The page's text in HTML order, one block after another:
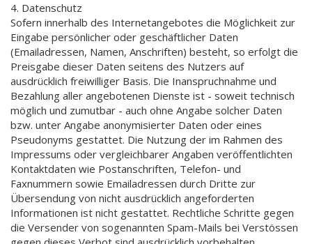
4. Datenschutz
Sofern innerhalb des Internetangebotes die Möglichkeit zur
Eingabe persönlicher oder geschäftlicher Daten
(Emailadressen, Namen, Anschriften) besteht, so erfolgt die
Preisgabe dieser Daten seitens des Nutzers auf
ausdrücklich freiwilliger Basis. Die Inanspruchnahme und
Bezahlung aller angebotenen Dienste ist - soweit technisch
möglich und zumutbar - auch ohne Angabe solcher Daten
bzw. unter Angabe anonymisierter Daten oder eines
Pseudonyms gestattet. Die Nutzung der im Rahmen des
Impressums oder vergleichbarer Angaben veröffentlichten
Kontaktdaten wie Postanschriften, Telefon- und
Faxnummern sowie Emailadressen durch Dritte zur
Übersendung von nicht ausdrücklich angeforderten
Informationen ist nicht gestattet. Rechtliche Schritte gegen
die Versender von sogenannten Spam-Mails bei Verstössen